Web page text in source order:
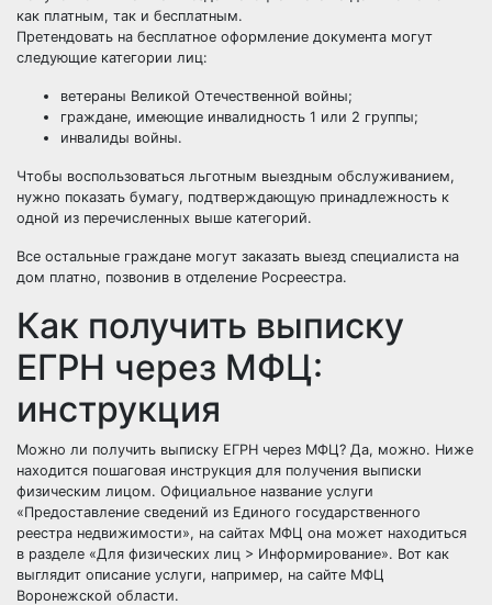
как платным, так и бесплатным.
Претендовать на бесплатное оформление документа могут
следующие категории лиц:
ветераны Великой Отечественной войны;
граждане, имеющие инвалидность 1 или 2 группы;
инвалиды войны.
Чтобы воспользоваться льготным выездным обслуживанием,
нужно показать бумагу, подтверждающую принадлежность к
одной из перечисленных выше категорий.
Все остальные граждане могут заказать выезд специалиста на
дом платно, позвонив в отделение Росреестра.
Как получить выписку
ЕГРН через МФЦ:
инструкция
Можно ли получить выписку ЕГРН через МФЦ? Да, можно. Ниже
находится пошаговая инструкция для получения выписки
физическим лицом. Официальное название услуги
«Предоставление сведений из Единого государственного
реестра недвижимости», на сайтах МФЦ она может находиться
в разделе «Для физических лиц > Информирование». Вот как
выглядит описание услуги, например, на сайте МФЦ
Воронежской области.